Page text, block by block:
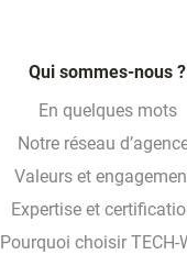
Qui sommes-nous ?
En quelques mots
Notre réseau
Valeurs et
Expertise et
Pourquoi choisir TECH-